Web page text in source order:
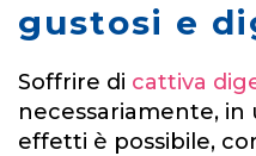
gustosi e
Soffrire di cattiva
necessariamente,
effetti è possibile,